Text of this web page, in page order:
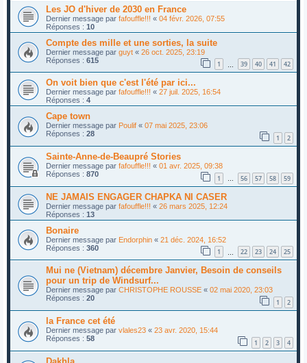
Les JO d'hiver de 2030 en France
Dernier message par fafouffle!!! « 04 févr. 2026, 07:55
Réponses : 10
Compte des mille et une sorties, la suite
Dernier message par guyt « 26 oct. 2025, 23:19
Réponses : 615 1 39 40 41 42
On voit bien que c'est l'été par ici...
Dernier message par fafouffle!!! « 27 juil. 2025, 16:54
Réponses : 4
Cape town
Dernier message par Poulif « 07 mai 2025, 23:06
Réponses : 28 1 2
Sainte-Anne-de-Beaupré Stories
Dernier message par fafouffle!!! « 01 avr. 2025, 09:38
Réponses : 870 1 … 56 57 58 59
NE JAMAIS ENGAGER CHAPKA NI CASER
Dernier message par fafouffle!!! « 26 mars 2025, 12:24
Réponses : 13
Bonaire
Dernier message par Endorphin « 21 déc. 2024, 16:52
Réponses : 360 1 22 23 24 25
Mui ne (Vietnam) décembre Janvier, Besoin de conseils
pour un trip de Windsurf...
Dernier message par CHRISTOPHE ROUSSE « 02 mai 2020, 23:03
Réponses : 20 1 2
la France cet été
Dernier message par vlales23 « 23 avr. 2020, 15:44
Réponses : 58 1 2 3 4